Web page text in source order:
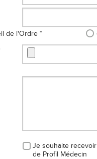
de l'Ordre *
Je souhaite
de Profil Médecin